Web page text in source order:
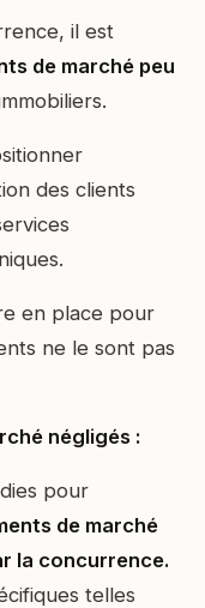
il est
de marché peu
des clients
en place pour
ne le sont pas
négligés :
pour
de marché
la concurrence.
telles